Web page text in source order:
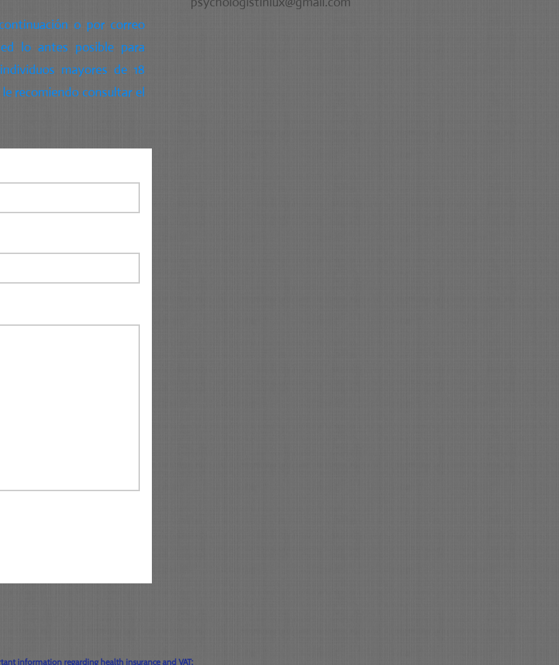
o por correo
lo antes posible para
mayores de 18
recomiendo consultar el
information regarding health insurance and VAT: